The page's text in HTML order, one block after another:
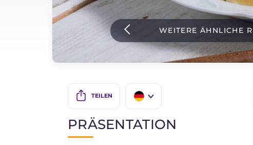
Instagram
WEITERE ÄHNLICHE
TEILEN
PRÄSENTATION